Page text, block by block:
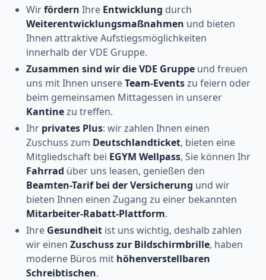
Wirfördern Ihre Entwicklung durch
Weiterentwicklungsmaßnahmen und bieten
Ihnen attraktive Aufstiegsmöglichkeiten
innerhalb der VDE Gruppe.
Zusammen sind wir die VDE Gruppe und freuen
uns mit Ihnen unsereTeam-Eventszu feiern oder
beim gemeinsamen Mittagessen in unserer
Kantinezu treffen.
Ihr privates Plus: wir zahlen Ihnen einen
Zuschuss zum Deutschlandticket, bieten eine
Mitgliedschaft bei EGYM Wellpass, Sie können Ihr
Fahrrad über uns leasen, genießen den
Beamten-Tarif bei der Versicherung und wir
bieten Ihnen einen Zugang zu einer bekannten
Mitarbeiter-Rabatt-Plattform.
Ihre Gesundheit ist uns wichtig, deshalb zahlen
wir einen Zuschuss zur Bildschirmbrille, haben
moderne Büros mit höhenverstellbaren
Schreibtischen.